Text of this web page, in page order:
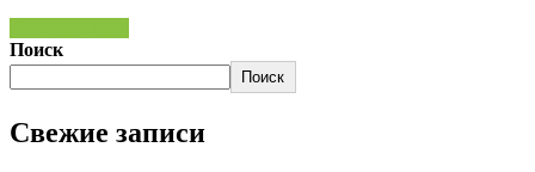
Поиск
Поиск
Свежие записи